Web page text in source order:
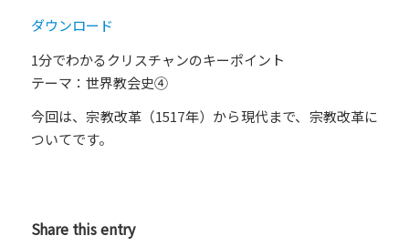
ダウンロード
1分でわかるクリスチャンのキーポイント
テーマ：世界教会史④
今回は、宗教改革（1517年）から現代まで、宗教改革に
ついてです。
Share this entry